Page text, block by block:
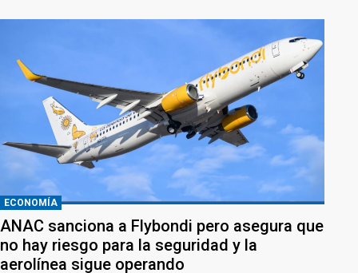
ECONOMÍA
ANAC sanciona a Flybondi pero asegura que
no hay riesgo para la seguridad y la
aerolínea sigue operando